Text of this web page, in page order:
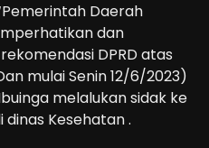
Daerah
dan
DPRD atas
mulai Senin 12/6/2023)
melalukan sidak ke
dinas Kesehatan .